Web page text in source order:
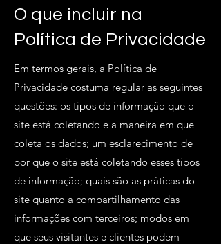
O que incluir na
Política de Privacidade
Em termos gerais, a Política de
Privacidade costuma regular as seguintes
questões: os tipos de informação que o
site está coletando e a maneira em que
coleta os dados; um esclarecimento de
por que o site está coletando esses tipos
de informação; quais são as práticas do
site quanto a compartilhamento das
informações com terceiros; modos em
que seus visitantes e clientes podem